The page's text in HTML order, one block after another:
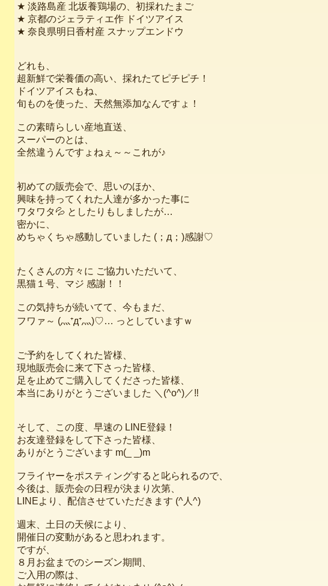
★ 淡路島産 北坂養鶏場の、初採れたまご
★ 京都のジェラティエ作 ドイツアイス
★ 奈良県明日香村産 スナップエンドウ
どれも、
超新鮮で栄養価の高い、採れたてピチピチ！
ドイツアイスもね、
旬ものを使った、天然無添加なんですょ！
この素晴らしい産地直送、
スーパーのとは、
全然違うんですょねぇ～～これが♪
初めての販売会で、思いのほか、
興味を持ってくれた人達が多かった事に
ワタワタ💦 としたりもしましたが…
密かに、
めちゃくちゃ感動していました (；д；)感謝♡
たくさんの方々に ご協力いただいて、
黒猫１号、マジ 感謝！！
この気持ちが続いてて、今もまだ、
フワァ～ (灬⁺д⁺灬)♡… っとしていますｗ
ご予約をしてくれた皆様、
現地販売会に来て下さった皆様、
足を止めてご購入してくださった皆様、
本当にありがとうございました ＼(^o^)／‼️
そして、この度、早速の LINE登録！
お友達登録をして下さった皆様、
ありがとうございます m(_ _)m
フライヤーをポスティングすると叱られるので、
今後は、販売会の日程が決まり次第、
LINEより、配信させていただきます (^人^)
週末、土日の天候により、
開催日の変動があると思われます。
ですが、
８月お盆までのシーズン期間、
ご入用の際は、